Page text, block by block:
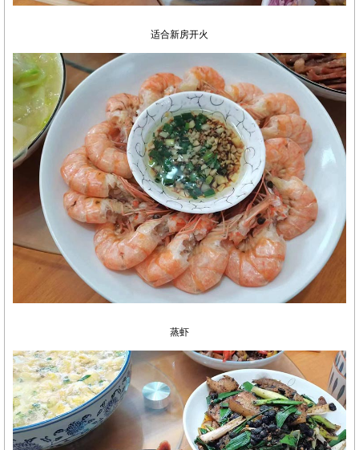
适合新房开火
蒸虾